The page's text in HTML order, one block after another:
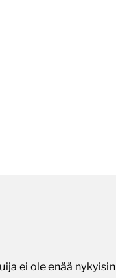
ei ole enää nykyisin